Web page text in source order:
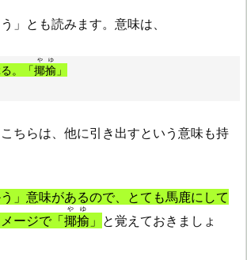
」とも読みます。意味は、
。「揶揄
やゆ
」
ちらは、他に引き出すという意味も持
」意味があるので、とても馬鹿にして
ージで「揶揄
やゆ
」 と覚えておきましょ